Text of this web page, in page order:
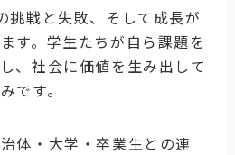
挑戦と失敗、そして成長が
す。学生たちが自ら課題を
、社会に価値を生み出して
です。
体・大学・卒業生との連